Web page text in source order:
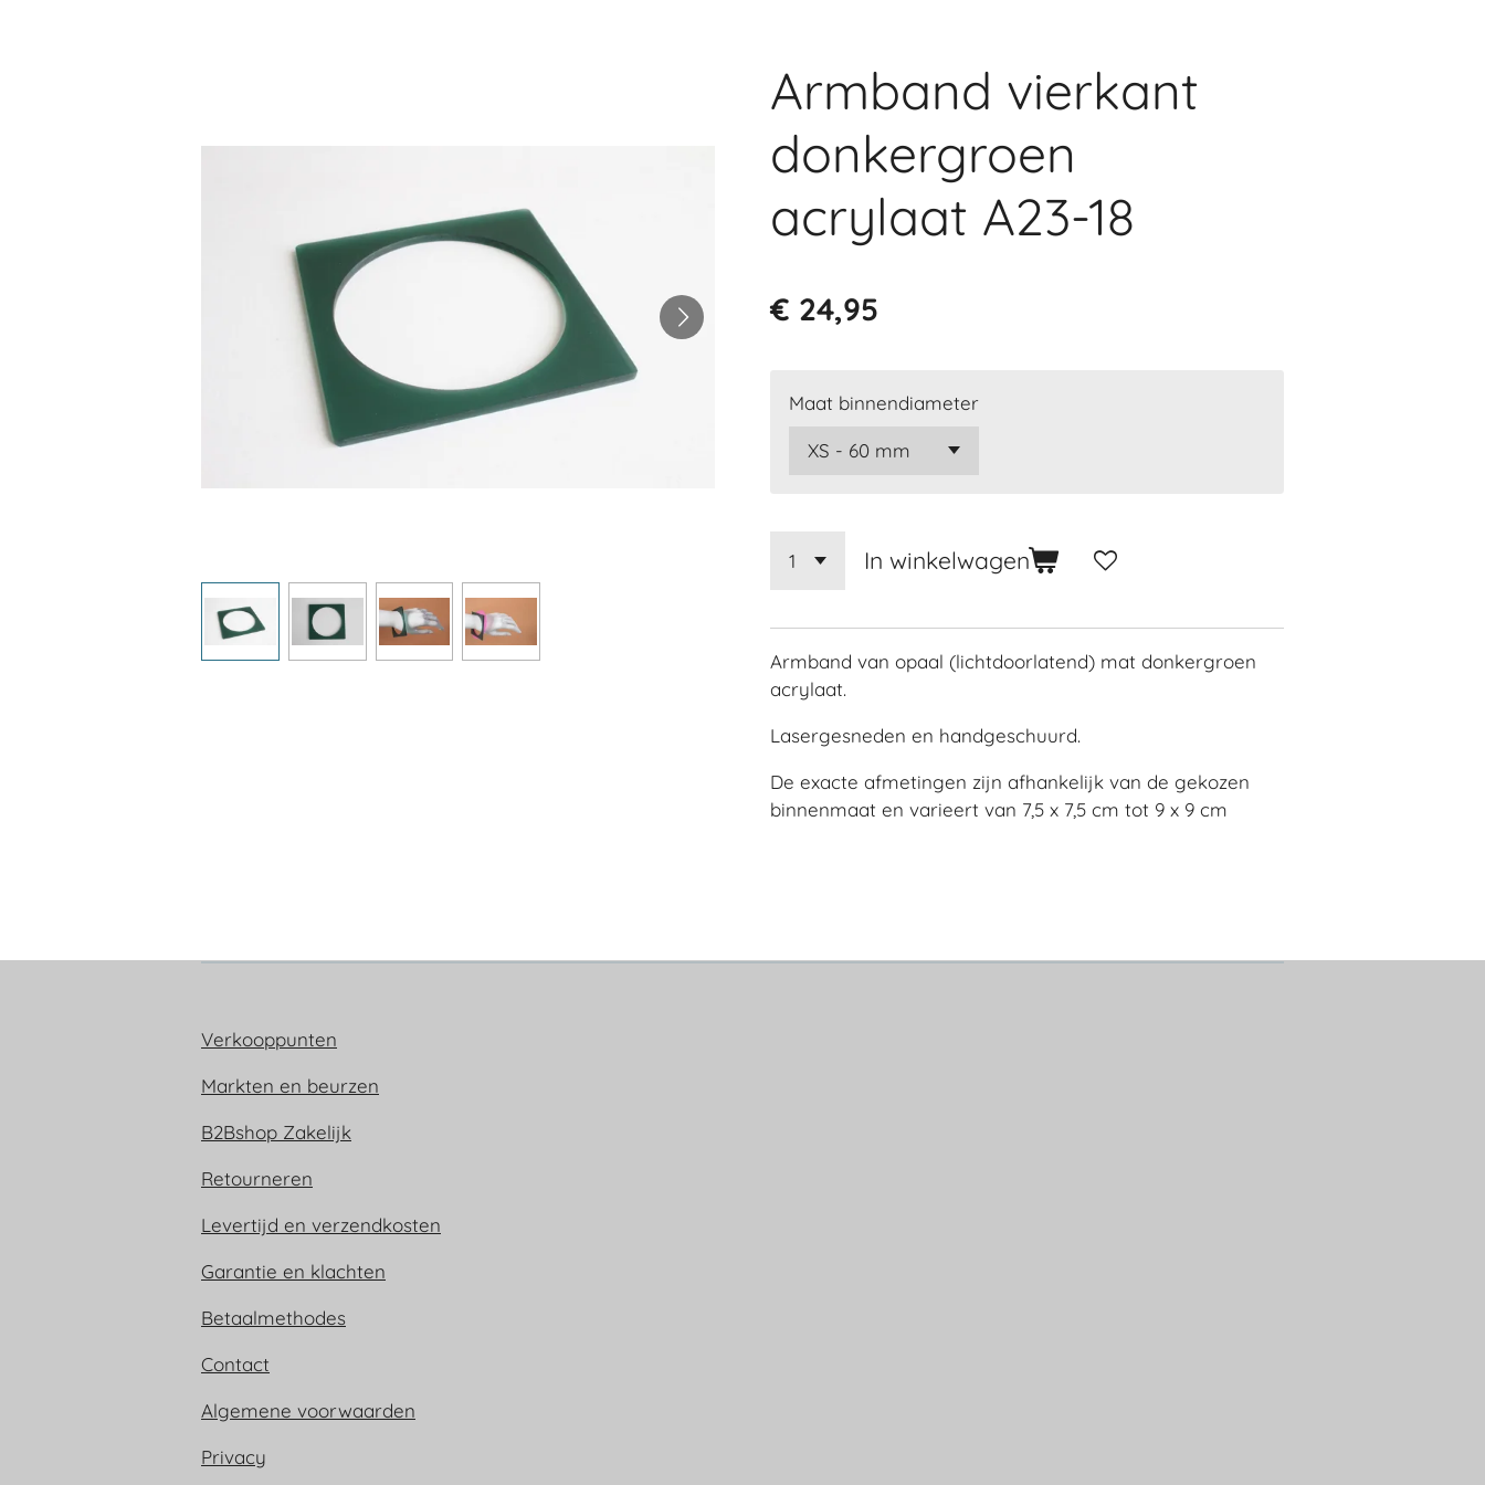
Armband vierkant
donkergroen
acrylaat A23-18
€ 24,95
Maat binnendiameter
In winkelwagen
Armband van opaal (lichtdoorlatend) mat donkergroen
acrylaat.
Lasergesneden en handgeschuurd.
De exacte afmetingen zijn afhankelijk van de gekozen
binnenmaat en varieert van 7,5 x 7,5 cm tot 9 x 9 cm
Verkooppunten
Markten en beurzen
B2Bshop Zakelijk
Retourneren
Levertijd en verzendkosten
Garantie en klachten
Betaalmethodes
Contact
Algemene voorwaarden
Privacy